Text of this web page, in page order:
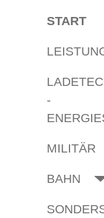
START
­
MILITÄR
BAHN